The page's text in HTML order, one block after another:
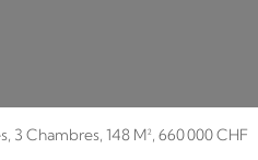
Chambres, 148 M², 660 000 CHF